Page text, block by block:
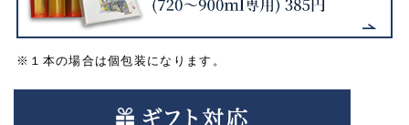
※１本の場合は個包装になります。